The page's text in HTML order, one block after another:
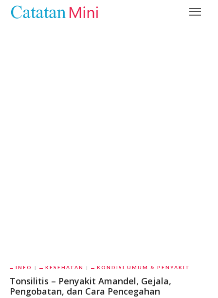
INFO KESEHATAN KONDISI UMUM & PENYAKIT
Tonsilitis – Penyakit Amandel, Gejala,
Pengobatan, dan Cara Pencegahan